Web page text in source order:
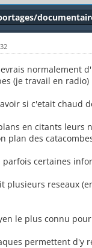
normalement
(je travail en radio)
si c'etait chaud
en citants leurs
plan des
parfois certaines
plusieurs reseaux
le plus connu
permettent d'y